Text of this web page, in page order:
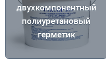
двухкомпонентный
полиуретановый
герметик